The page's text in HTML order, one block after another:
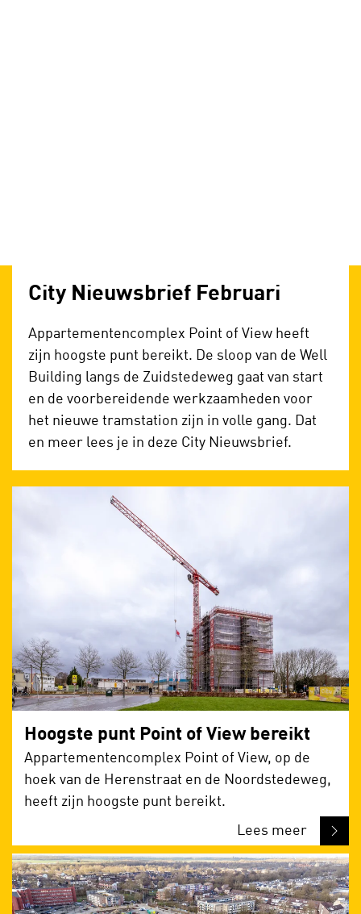
City Nieuwsbrief Februari
Appartementencomplex Point of View heeft
zijn hoogste punt bereikt. De sloop van de Well
Building langs de Zuidstedeweg gaat van start
en de voorbereidende werkzaamheden voor
het nieuwe tramstation zijn in volle gang. Dat
en meer lees je in deze City Nieuwsbrief.
Hoogste punt Point of View bereikt
Appartementencomplex Point of View, op de
hoek van de Herenstraat en de Noordstedeweg,
heeft zijn hoogste punt bereikt.
Lees meer